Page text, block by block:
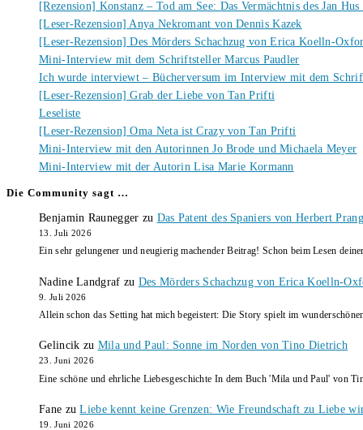
[Rezension] Konstanz – Tod am See: Das Vermächtnis des Jan
[Leser-Rezension] Anya Nekromant von Dennis Kazek
[Leser-Rezension] Des Mörders Schachzug von Erica Koelln-
Mini-Interview mit dem Schriftsteller Marcus Paudler
Ich wurde interviewt – Bücherversum im Interview mit dem
[Leser-Rezension] Grab der Liebe von Tan Prifti
Leseliste
[Leser-Rezension] Oma Neta ist Crazy von Tan Prifti
Mini-Interview mit den Autorinnen Jo Brode und Michaela Meyer
Mini-Interview mit der Autorin Lisa Marie Kormann
Die Community sagt …
Benjamin Raunegger zu Das Patent des Spaniers von Herbert
13. Juli 2026
Ein sehr gelungener und neugierig machender Beitrag! Schon beim Lesen
Nadine Landgraf zu Des Mörders Schachzug von Erica Koelln-
9. Juli 2026
Allein schon das Setting hat mich begeistert: Die Story spielt im
Gelincik zu Mila und Paul: Sonne im Norden von Tino Dietrich
23. Juni 2026
Eine schöne und ehrliche Liebesgeschichte In dem Buch 'Mila und Paul' von
Fane zuLiebe kennt keine Grenzen: Wie Freundschaft zu Liebe
19. Juni 2026